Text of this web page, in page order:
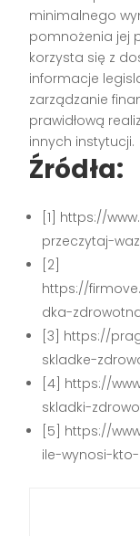
minimalnego
pomnożenia jej
korzysta się z
informacje
zarządzanie
prawidłową
innych instytucji.
Źródła:
[1] https://
przeczytaj-
[2]
https://
dka-
[3] https://
skladke-
[4] https://
skladki-
[5] https://
ile-wynosi-